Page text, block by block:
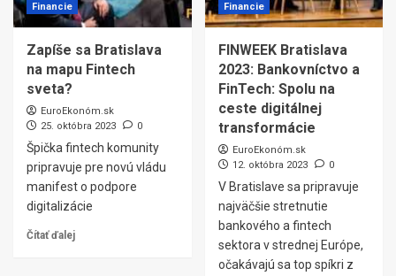
Financie
Zapíše sa Bratislava
na mapu Fintech
sveta?
EuroEkonóm.sk
25. októbra 2023
0
Špička fintech komunity
pripravuje pre novú vládu
manifest o podpore
digitalizácie
Čítať ďalej
Financie
FINWEEK Bratislava
2023: Bankovníctvo a
FinTech: Spolu na
ceste digitálnej
transformácie
EuroEkonóm.sk
12. októbra 2023
0
V Bratislave sa pripravuje
najväčšie stretnutie
bankového a fintech
sektora v strednej Európe,
očakávajú sa top spíkri z